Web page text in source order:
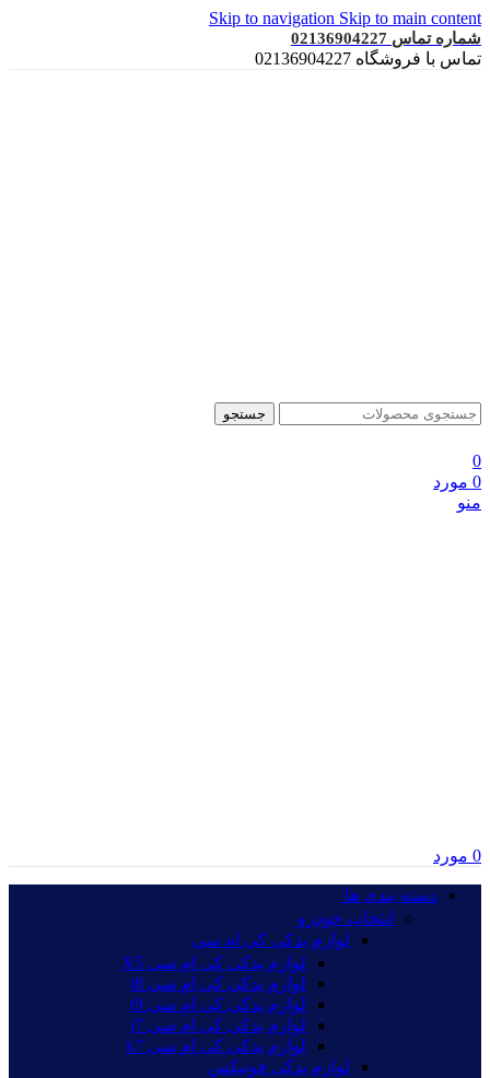
Skip to navigation Skip to main content
شماره تماس 02136904227
تماس با فروشگاه 02136904227
جستجو
0
0 مورد
منو
0 مورد
دسته بندی ها‏‏‎ ‎
انتخاب خودرو
لوازم یدکی کی ام سی
لوازم یدکی کی ام سی X5
لوازم یدکی کی ام سی t8
لوازم یدکی کی ام سی t9
لوازم یدکی کی ام سی j7
لوازم یدکی کی ام سی k7
لوازم یدکی فونیکس